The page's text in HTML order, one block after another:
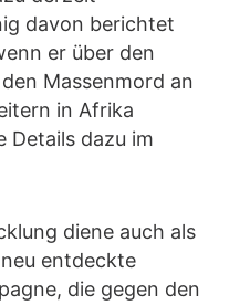
davon berichtet
er über den
Massenmord an
in Afrika
Details dazu im
diene auch als
entdeckte
die gegen den